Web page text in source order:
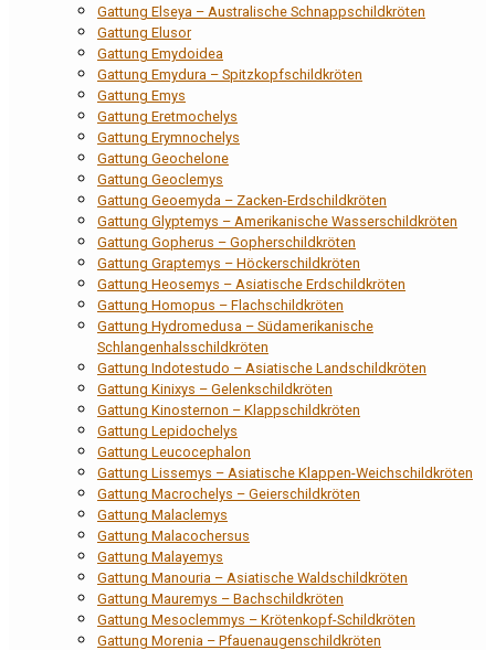
Gattung Elseya – Australische Schnappschildkröten
Gattung Elusor
Gattung Emydoidea
Gattung Emydura – Spitzkopfschildkröten
Gattung Emys
Gattung Eretmochelys
Gattung Erymnochelys
Gattung Geochelone
Gattung Geoclemys
Gattung Geoemyda – Zacken-Erdschildkröten
Gattung Glyptemys – Amerikanische Wasserschildkröten
Gattung Gopherus – Gopherschildkröten
Gattung Graptemys – Höckerschildkröten
Gattung Heosemys – Asiatische Erdschildkröten
Gattung Homopus – Flachschildkröten
Gattung Hydromedusa – Südamerikanische
Schlangenhalsschildkröten
Gattung Indotestudo – Asiatische Landschildkröten
Gattung Kinixys – Gelenkschildkröten
Gattung Kinosternon – Klappschildkröten
Gattung Lepidochelys
Gattung Leucocephalon
Gattung Lissemys – Asiatische Klappen-Weichschildkröten
Gattung Macrochelys – Geierschildkröten
Gattung Malaclemys
Gattung Malacochersus
Gattung Malayemys
Gattung Manouria – Asiatische Waldschildkröten
Gattung Mauremys – Bachschildkröten
Gattung Mesoclemmys – Krötenkopf-Schildkröten
Gattung Morenia – Pfauenaugenschildkröten